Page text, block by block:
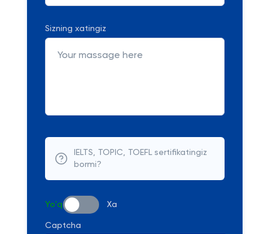
Sizning xatingiz
IELTS, TOPIC, TOEFL sertifikatingiz
bormi?
Yo'q Xa
Captcha